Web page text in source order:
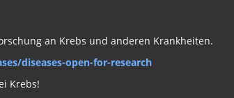
an Krebs und anderen Krankheiten.
diseases-open-for-research
Krebs!